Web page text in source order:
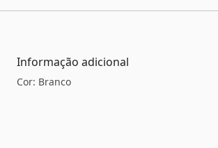
Informação adicional
Cor: Branco